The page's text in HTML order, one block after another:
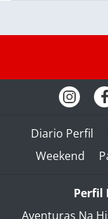
Diario Perfil
Weekend
Perfil
Aventuras Na